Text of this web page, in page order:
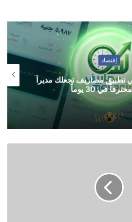
إقتصاد
في تطبيق مصاريف تجعلك مديراً
في 30 يوماً